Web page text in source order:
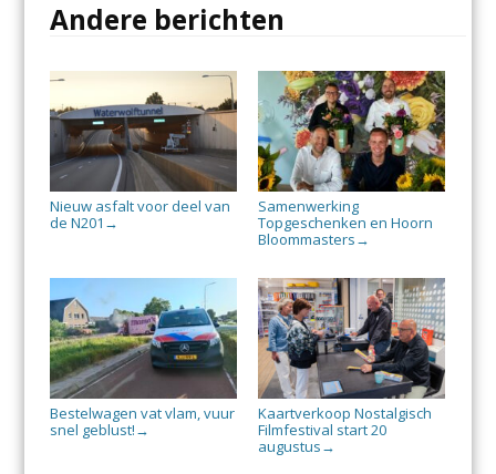
Andere berichten
Nieuw asfalt voor deel van
de N201 →
Samenwerking
Topgeschenken en Hoorn
Bloommasters →
Bestelwagen vat vlam, vuur
snel geblust! →
Kaartverkoop Nostalgisch
Filmfestival start 20
augustus →